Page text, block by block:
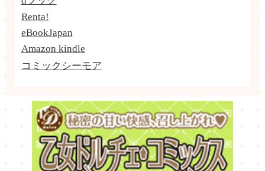
Renta!
eBookJapan
Amazon kindle
コミックシーモア